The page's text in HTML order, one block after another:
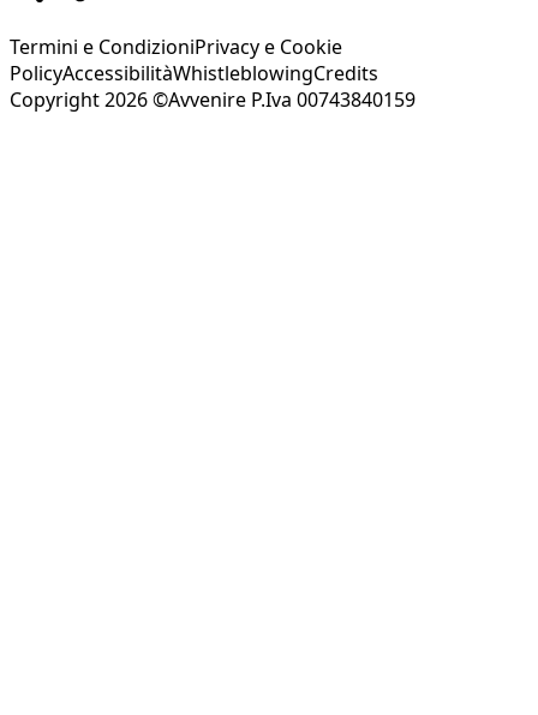
Termini e CondizioniPrivacy e Cookie
PolicyAccessibilitàWhistleblowingCredits
Copyright 2026 ©Avvenire P.Iva 00743840159